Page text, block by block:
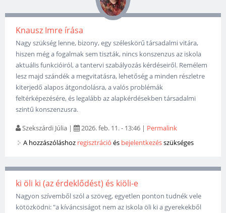
Knausz Imre írása
Nagy szükség lenne, bizony, egy széleskörű társadalmi vitára,
hiszen még a fogalmak sem tiszták, nincs konszenzus az iskola
aktuális funkcióiról, a tantervi szabályozás kérdéseiről. Remélem
lesz majd szándék a megvitatásra, lehetőség a minden részletre
kiterjedő alapos átgondolásra, a valós problémák
feltérképezésére, és legalább az alapkérdésekben társadalmi
szintű konszenzusra.
Szekszárdi Júlia | 2026. feb. 11. - 13:46 | Permalink
A hozzászóláshoz regisztráció és bejelentkezésszükséges
ki öli ki (az érdeklődést) és kiöli-e
Nagyon szívemből szól a szöveg, egyetlen ponton tudnék vele
kötözködni: "a kíváncsiságot nem az iskola öli ki a gyerekekből